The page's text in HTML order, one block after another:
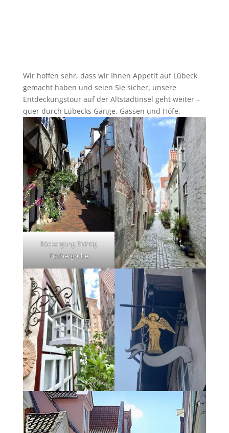
Wir hoffen sehr, dass wir Ihnen Appetit auf Lübeck
gemacht haben und seien Sie sicher, unsere
Entdeckungstour auf der Altstadtinsel geht weiter –
quer durch Lübecks Gänge, Gassen und Höfe.
Bäckergang Richtig
Fischergrube